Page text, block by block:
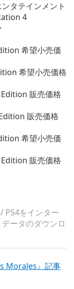
タテインメント
4
希望小売価
希望小売価格
販売価格
販売価格
希望小売価
販売価格
PS4をインター
ータのダウンロ
Morales』記事